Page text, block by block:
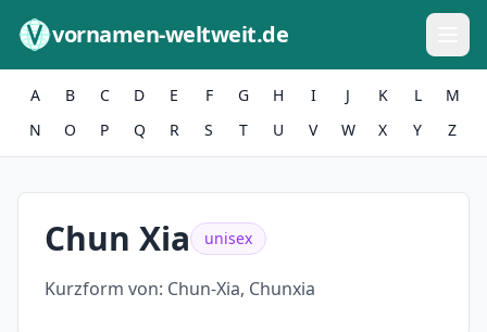
vornamen-weltweit.de
A B C D E F G H I J K L
M
N
O P Q R S T U V W X Y Z
Chun Xia unisex
Kurzform von: Chun-Xia, Chunxia